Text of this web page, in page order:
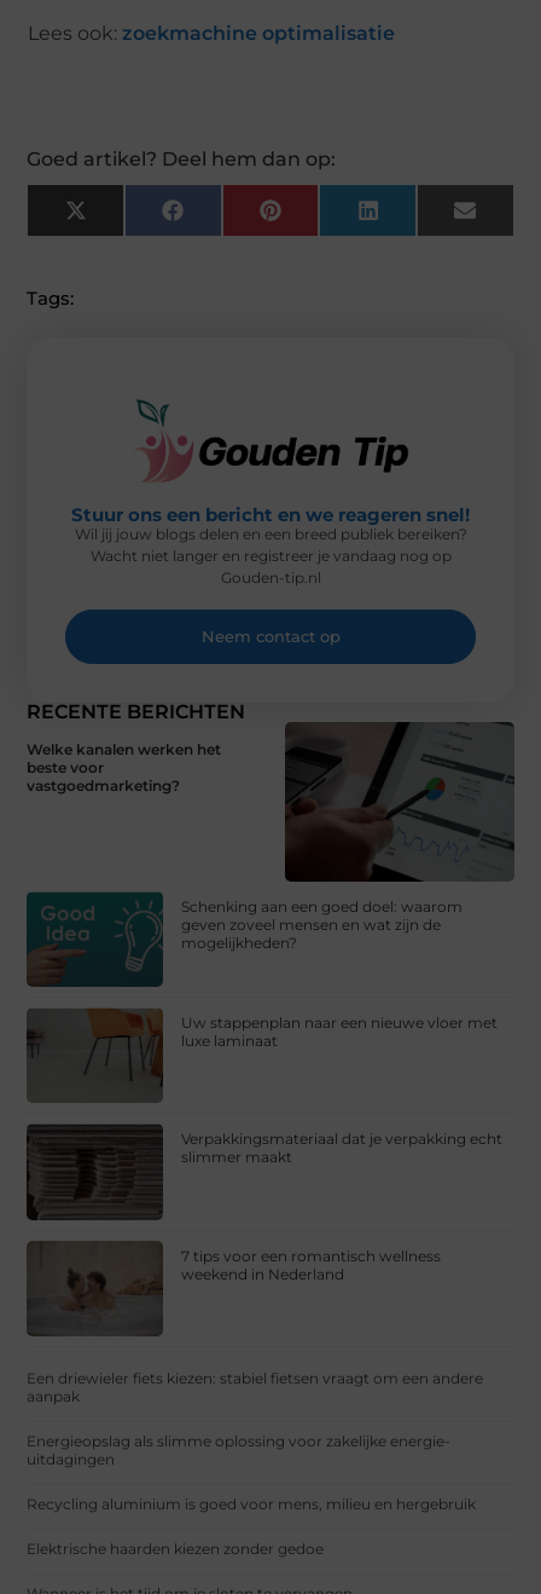
Lees ook:zoekmachine optimalisatie
Goed artikel? Deel hem dan op:
X
(
F
A
P
I
L
I
E
M
Tags:
RECENTE BERICHTEN
Welke kanalen werken het
beste voor
vastgoedmarketing?
Schenking aan een goed doel: waarom
geven zoveel mensen en wat zijn de
mogelijkheden?
Uw stappenplan naar een nieuwe vloer met
luxe laminaat
Verpakkingsmateriaal dat je verpakking echt
slimmer maakt
7 tips voor een romantisch wellness
weekend in Nederland
Een driewieler fiets kiezen: stabiel fietsen vraagt om een andere
aanpak
Energieopslag als slimme oplossing voor zakelijke energie-
uitdagingen
Recycling aluminium is goed voor mens, milieu en hergebruik
Elektrische haarden kiezen zonder gedoe
Stuur ons een bericht en we reageren snel!
Wil jij jouw blogs delen en een breed publiek bereiken?
Wacht niet langer en registreer je vandaag nog op
Gouden-tip.nl
Neem contact op